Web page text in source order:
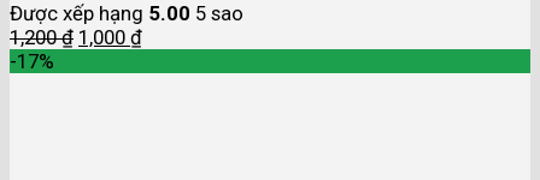
Được xếp hạng 5.00 5 sao
1,200₫ 1,000 ₫
-17%